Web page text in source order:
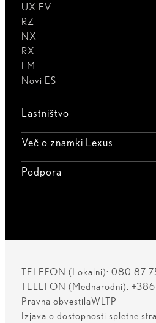
UX EV
RZ
NX
RX
LM
Novi ES
Lastništvo
Več o znamki Lexus
Podpora
TELEFON (Lokalni): 080 87
TELEFON (Mednarodni):
Pravna obvestilaWLTP
Izjava o dostopnosti spletne